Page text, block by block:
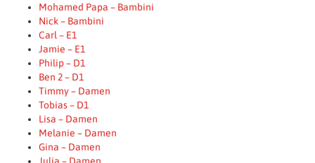
Mohamed Papa – Bambini
Nick – Bambini
Carl – E1
Jamie – E1
Philip – D1
Ben 2 – D1
Timmy – Damen
Tobias – D1
Lisa – Damen
Melanie – Damen
Gina – Damen